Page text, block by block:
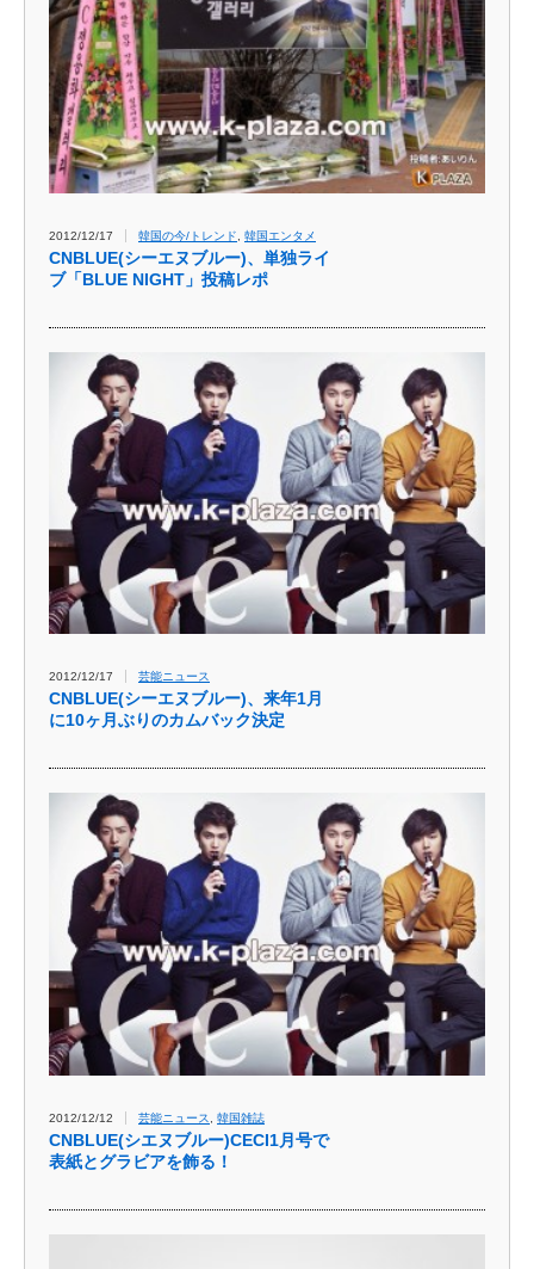
2012/12/17 韓国の今/トレンド 韓国エンタメ
CNBLUE(シーエヌブルー)、単独ライ
ブ「BLUE NIGHT」投稿レポ
2012/12/17 芸能ニュース
CNBLUE(シーエヌブルー)、来年1月
に10ヶ月ぶりのカムバック決定
2012/12/12 芸能ニュース 韓国雑誌
CNBLUE(シエヌブルー)CECI1月号で
表紙とグラビアを飾る！